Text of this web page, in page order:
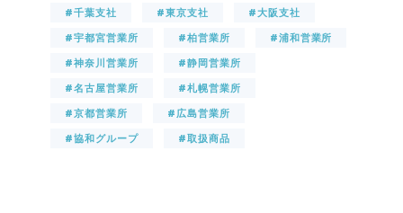
#千葉支社
#東京支社
#大阪支社
#宇都宮営業所
#柏営業所
#浦和営業所
#神奈川営業所
#静岡営業所
#名古屋営業所
#札幌営業所
#京都営業所
#広島営業所
#協和グループ
#取扱商品